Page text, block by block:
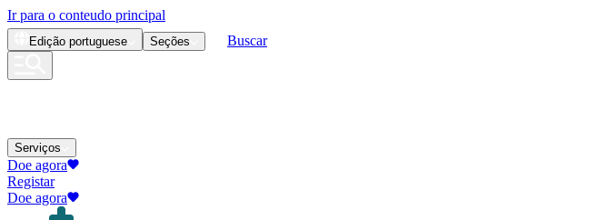
Ir para o conteudo principal
Edição portuguese Seções Buscar
Serviços
Doe agora
Registar
Doe agora